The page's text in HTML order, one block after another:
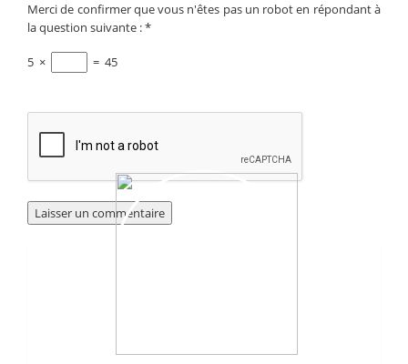
Merci de confirmer que vous n'êtes pas un robot en répondant à
la question suivante :*
5 × = 45